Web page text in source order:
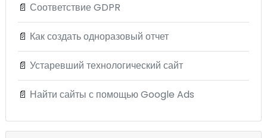
📄 Соответствие GDPR
📄 Как создать одноразовый отчет
📄 Устаревший технологический сайт
📄 Найти сайты с помощью Google Ads